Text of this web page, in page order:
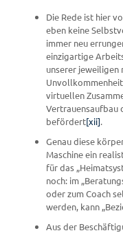
Die Rede ist hier
eben keine
immer neu
einzigartige
unserer jeweiligen
virtuellen
Vertrauensaufbau
befördert[xii].
Genau diese
Maschine ein
für das
noch: im
oder zum Coach
werden, kann
Aus der